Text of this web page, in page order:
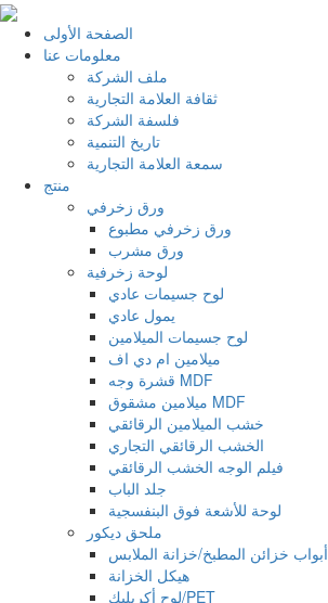
الصفحة الأولى
معلومات عنا
ملف الشركة
ثقافة العلامة التجارية
فلسفة الشركة
تاريخ التنمية
سمعة العلامة التجارية
منتج
ورق زخرفي
ورق زخرفي مطبوع
ورق مشرب
لوحة زخرفية
لوح جسيمات عادي
يمول عادي
لوح جسيمات الميلامين
ميلامين ام دي اف
قشرة وجه MDF
ميلامين مشقوق MDF
خشب الميلامين الرقائقي
الخشب الرقائقي التجاري
فيلم الوجه الخشب الرقائقي
جلد الباب
لوحة للأشعة فوق البنفسجية
ملحق ديكور
أبواب خزائن المطبخ/خزانة الملابس
هيكل الخزانة
لوح أكريليك/PET